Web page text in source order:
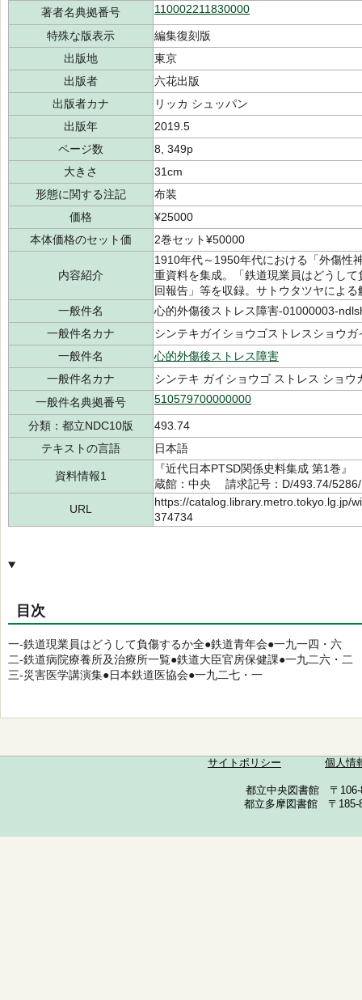
著者名典拠番号
110002211830000
特殊な版表示
編集復刻版
出版地
東京
出版者
六花出版
出版者カナ
リッカ シュッパン
出版年
2019.5
ページ数
8, 349p
大きさ
31cm
形態に関する注記
布装
価格
¥25000
本体価格のセット価
2巻セット¥50000
内容紹介
1910年代～1950年代における「外傷性
重資料を集成。「鉄道現業員はどうし
回報告」等を収録。サトウタツヤによる
一般件名
心的外傷後ストレス障害-01000003-
一般件名カナ
シンテキガイショウゴストレスショウ
一般件名
心的外傷後ストレス障害
一般件名カナ
シンテキ ガイショウゴ ストレス ショウ
一般件名典拠番号
510579700000000
分類：都立NDC10版
493.74
テキストの言語
日本語
資料情報1
『近代日本PTSD関係史料集成 第1
蔵館：中央 請求記号：D/493.74/
URL
https://catalog.library.metro.tokyo.lg.jp/
374734
目次
一-鉄道現業員はどうして負傷するか全●鉄道青年会●一九一四・六
二-鉄道病院療養所及治療所一覧●鉄道大臣官房保健課●一九二六・二
三-災害医学講演集●日本鉄道医協会●一九二七・一
サイトポリシー 個人情
都立中央図書館 〒
都立多摩図書館 〒185-